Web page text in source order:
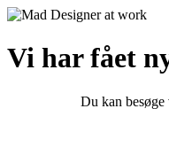
Vi har fået
Du kan besøge